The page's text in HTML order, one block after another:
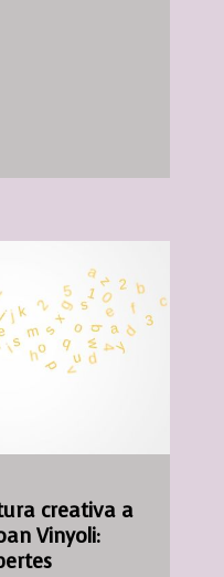
creativa a
Vinyoli: